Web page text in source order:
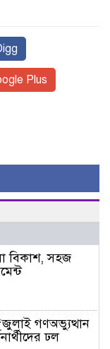
Plus
বিকাশ, সহজ
গণঅভ্যুত্থান
ঢল